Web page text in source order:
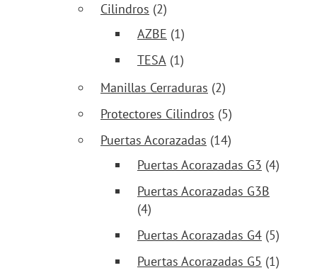
Cilindros (2)
AZBE (1)
TESA (1)
Manillas Cerraduras (2)
Protectores Cilindros (5)
Puertas Acorazadas (14)
Puertas Acorazadas G3 (4)
Puertas Acorazadas G3B
(4)
Puertas Acorazadas G4 (5)
Puertas Acorazadas G5 (1)